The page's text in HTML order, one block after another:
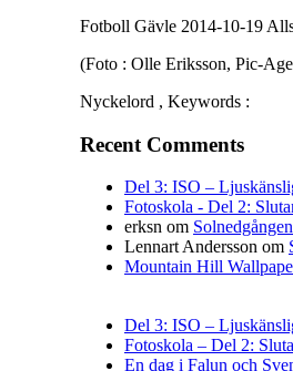
Fotboll Gävle 2014-10-19
(Foto : Olle Eriksson, Pic-
Nyckelord , Keywords :
Recent Comments
Del 3: ISO –
Fotoskola - Del 2:
erksn om
Lennart Andersson om
Mountain Hill
Del 3: ISO –
Fotoskola – Del 2:
En dag i Falun och